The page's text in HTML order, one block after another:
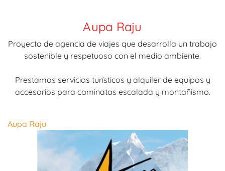
Aupa Raju
Proyecto de agencia de viajes que desarrolla un trabajo
sostenible y respetuoso con el medio ambiente.
Prestamos servicios turísticos y alquiler de equipos y
accesorios para caminatas escalada y montañismo.
Aupa Raju